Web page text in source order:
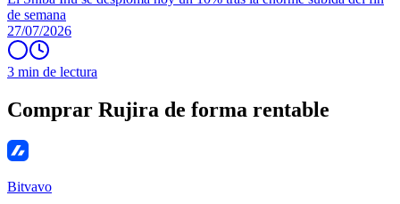
de semana
27/07/2026
3 min de lectura
Comprar Rujira de forma rentable
Bitvavo